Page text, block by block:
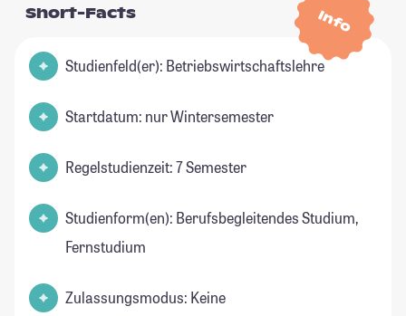
Info
Short-Facts
Studienfeld(er): Betriebswirtschaftslehre
Startdatum: nur Wintersemester
Regelstudienzeit: 7 Semester
Studienform(en): Berufsbegleitendes Studium,
Fernstudium
Zulassungsmodus: Keine